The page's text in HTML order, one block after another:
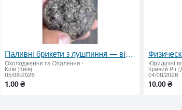
Паливні брикети з лушпиння — відвантаження від 22 тонн
Охолодження та Опалення -
Київ (Київ)
05/08/2026
1.00 ₴
Юридичні
Кривий Ріг
04/08/2026
10.00 ₴